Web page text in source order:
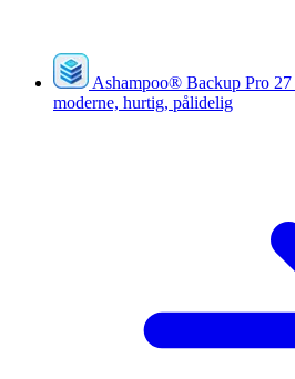
Ashampoo® Backup Pro 27
moderne, hurtig, pålidelig